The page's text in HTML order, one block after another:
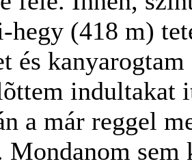
hegy (418 m)
és
indultakat
a már reggel
Mondanom